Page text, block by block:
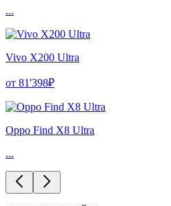
...
Vivo X200 Ultra
от 81'398₽
Oppo Find X8 Ultra
...